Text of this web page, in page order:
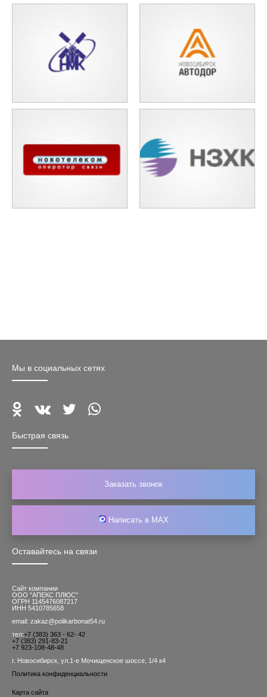
Оставайтесь на связи
Сайт компании
ООО "АПЕКС ПЛЮС"
ОГРН 1145476087217
ИНН 5410785658
email: zakaz@polikarbonat54.ru
тел:+7 (383) 363 - 62- 42
+7 (383) 291-83-21
+7 923-108-48-48
г. Новосибирск, ул.1-е Мочищенское шоссе, 1/4 к4
Политика конфиденциальности
Карта сайта
Мы в социальных сетях
Быстрая связь
Заказать звонок
Написать в MAX